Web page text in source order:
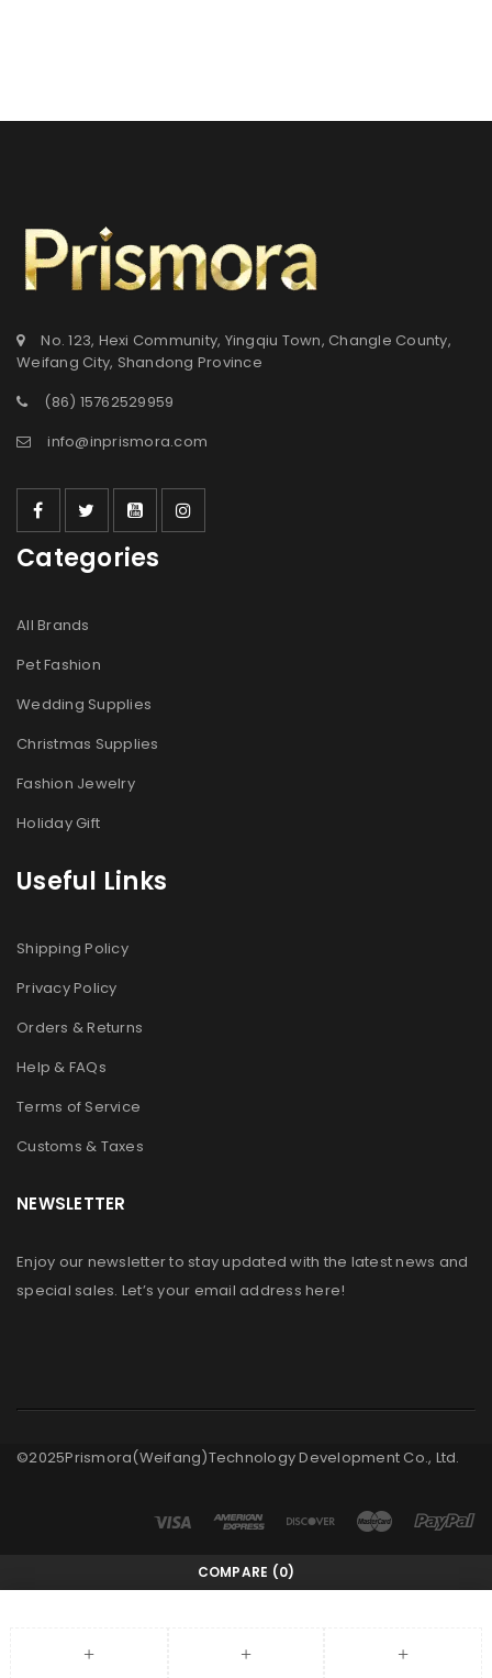
No. 123, Hexi Community, Yingqiu Town, Changle County,
Weifang City, Shandong Province
(86) 15762529959
info@inprismora.com
Categories
All Brands
Pet Fashion
Wedding Supplies
Christmas Supplies
Fashion Jewelry
Holiday Gift
Useful Links
Shipping Policy
Privacy Policy
Orders & Returns
Help & FAQs
Terms of Service
Customs & Taxes
NEWSLETTER
Enjoy our newsletter to stay updated with the latest news and
special sales. Let’s your email address here!
©2025Prismora(Weifang)Technology Development Co., Ltd.
COMPARE (0)